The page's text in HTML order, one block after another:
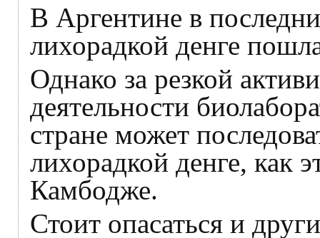
В Аргентине в
лихорадкой денге
Однако за резкой
деятельности
стране может
лихорадкой денге, как
Камбодже.
Стоит опасаться и